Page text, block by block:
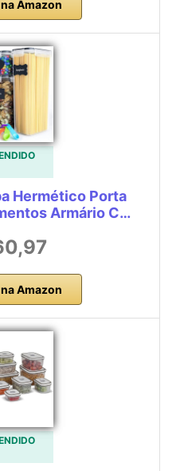
Amazon
Hermético Porta
Armário C…
Amazon